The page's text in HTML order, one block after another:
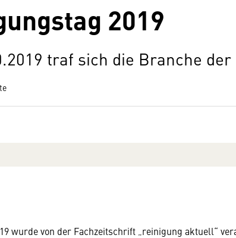
2019
traf sich die Branche der
wurde von der Fachzeitschrift „reinigung aktuell“